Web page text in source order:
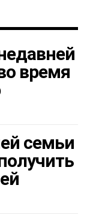
время
семьи